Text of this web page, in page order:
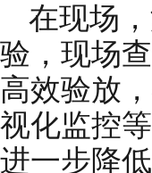
在现场
验，现场
高效验放
视化监控
进一步降